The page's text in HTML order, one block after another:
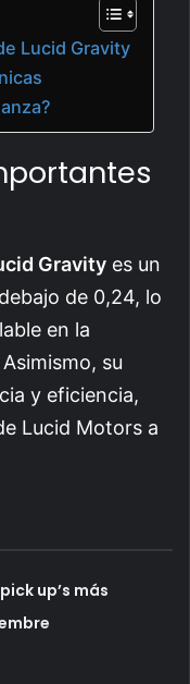
Lucid Gravity
Gravity es un
de 0,24, lo
en la
su
y eficiencia,
Lucid Motors a
up’s más